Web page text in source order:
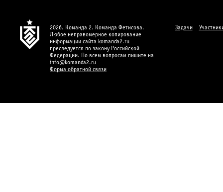
2026. Команда 2. Команда Фетисова.
Любое неправомерное копирование
информации сайта komanda2.ru
преследуется по закону Российской
Федерации. По всем вопросам пишите на
info@komanda2.ru
Форма обратной связи
Задачи